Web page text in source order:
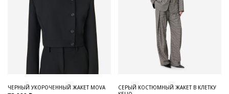
ЧЕРНЫЙ УКОРОЧЕННЫЙ ЖАКЕТ MOVA
СЕРЫЙ КОСТЮМНЫЙ ЖАКЕТ В КЛЕТКУ